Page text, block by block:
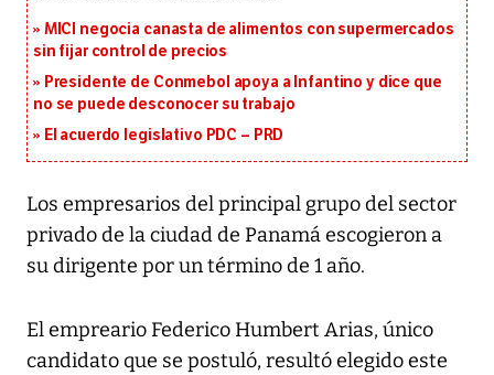
MICI negocia canasta de alimentos con supermercados
sin fijar control de precios
Presidente de Conmebol apoya a Infantino y dice que
no se puede desconocer su trabajo
El acuerdo legislativo PDC – PRD
Los empresarios del principal grupo del sector
privado de la ciudad de Panamá escogieron a
su dirigente por un término de 1 año.
El empreario Federico Humbert Arias, único
candidato que se postuló, resultó elegido este